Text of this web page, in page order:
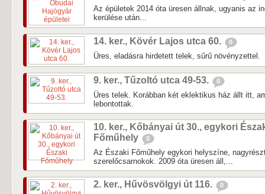
Az épületek 2014 óta üresen állnak, ugyanis az
kerülése után...
14. ker., Kövér Lajos utca 60. 0
Üres, eladásra hirdetett telek, sűrű növényzettel.
9. ker., Tűzoltó utca 49-53. 0
Üres telek. Korábban két eklektikus ház állt itt,
lebontottak.
10. ker., Kőbányai út 30., egykori
Főműhely
0
Az Északi Főműhely egykori helyszíne,
szerelőcsarnokok. 2009 óta üresen áll,...
2. ker., Hűvösvölgyi út 116. 0